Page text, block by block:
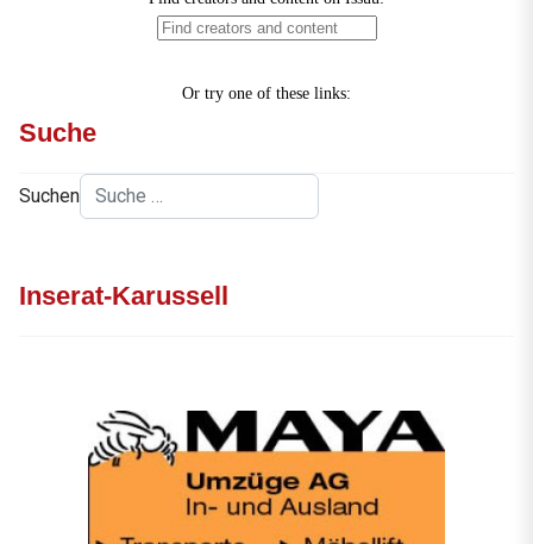
Suche
Suchen
Inserat-Karussell